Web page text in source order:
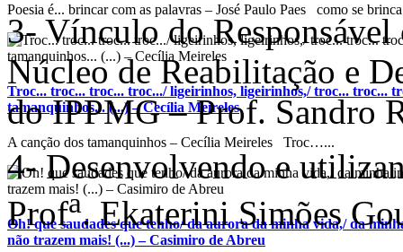
Poesia é... brincar com as palavras – José Paulo Paes como se
Troc... troc... troc... troc.../ ligeirinhos, ligeirinhos,/ troc... troc...
tamanquinhos... (...) – Cecília Meireles
A canção dos tamanquinhos – Cecília Meireles Troc…...
Oh! que saudades que tenho/ da aurora da minha vida,/ da
não trazem mais! (...) – Casimiro de Abreu
3- Vínculo do
Núcleo de Reabilitação e
do IPPMG – Prof. Sandro
4- Desenvolvendo e
Profa. Ekaterini Simões